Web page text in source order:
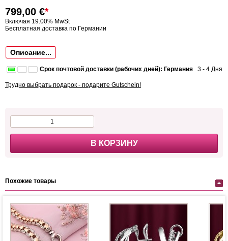
799,00 €*
Включая 19.00% MwSt
Бесплатная доставка по Германии
Описание...
Срок почтовой доставки (рабочих дней): Германия 3 - 4 Дня
Трудно выбрать подарок - подарите Gutschein!
В КОРЗИНУ
Похожие товары